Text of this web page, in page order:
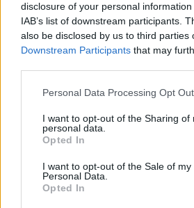
disclosure of your personal
IAB’s list of downstream participants.
also be disclosed by us to third parties
Downstream Participants that may
Personal Data Processing Opt
I want to opt-out of the Sharing of
personal data.
Opted In
I want to opt-out of the Sale of my
Personal Data.
Opted In